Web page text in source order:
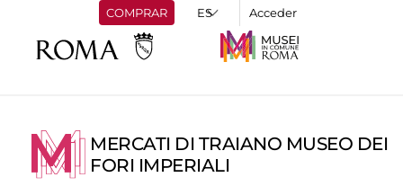
COMPRAR Acceder
MERCATI DI TRAIANO MUSEO DEI
FORI IMPERIALI